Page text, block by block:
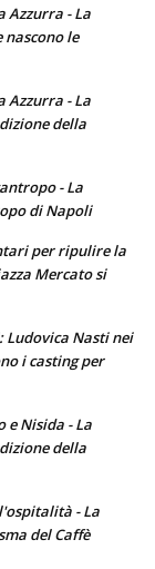
Azzurra - La
nascono le
Azzurra - La
della
- La
di Napoli
per ripulire la
Mercato si
Ludovica Nasti nei
i casting per
e Nisida - La
della
- La
del Caffè